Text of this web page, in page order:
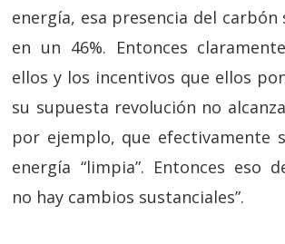
energía, esa presencia del
en un 46%. Entonces
ellos y los incentivos que ellos
su supuesta revolución no
por ejemplo, que efectivamente
energía “limpia”. Entonces eso
no hay cambios sustanciales”.